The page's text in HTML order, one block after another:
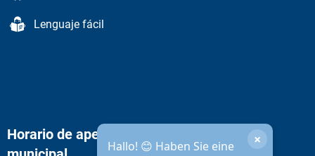
Lenguaje fácil
Hallo! 😊 Haben Sie eine ×
Horario de apertura de la administración